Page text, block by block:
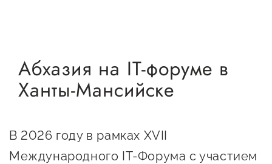
Избранное
Быть в курсе
Абхазия на IT-форуме в
Ханты-Мансийске
В 2026 году в рамках XVII
Международного IT-Форума с участием